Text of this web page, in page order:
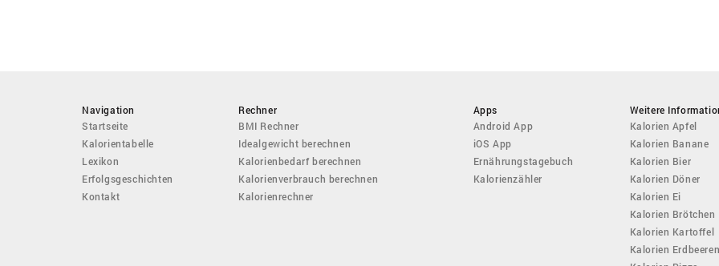
Navigation
Startseite
Kalorientabelle
Lexikon
Erfolgsgeschichten
Kontakt
Rechner
BMI Rechner
Idealgewicht berechnen
Kalorienbedarf berechnen
Kalorienverbrauch berechnen
Kalorienrechner
Apps
Android App
iOS App
Ernährungstagebuch
Kalorienzähler
Weitere
Kalorien Apfel
Kalorien Banane
Kalorien Bier
Kalorien Döner
Kalorien Ei
Kalorien Brötchen
Kalorien Kartoffel
Kalorien Erdbeeren